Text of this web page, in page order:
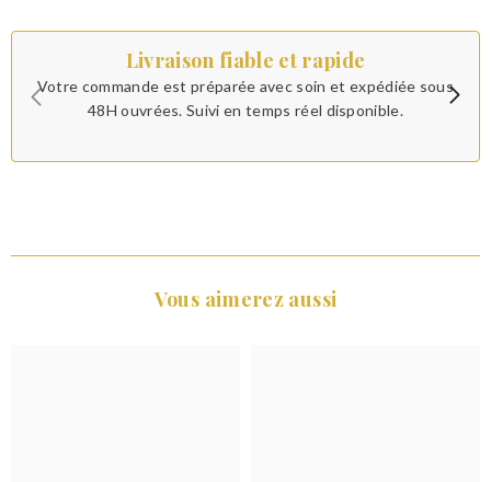
Livraison fiable et rapide
Votre commande est préparée avec soin et expédiée sous
48H ouvrées. Suivi en temps réel disponible.
Vous aimerez aussi